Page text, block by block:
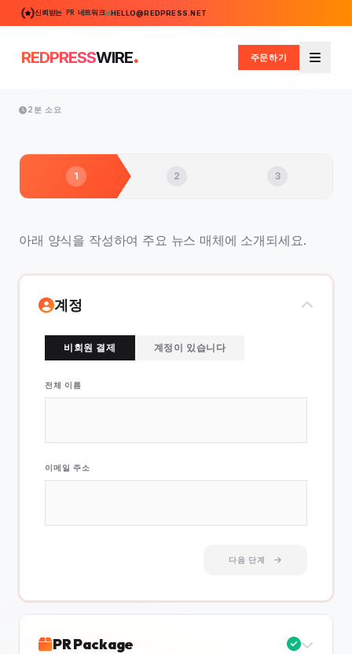
신뢰받는 PR 네트워크 HELLO@REDPRESS.NET
REDPRESSWIRE. 주문하기
메뉴
2분 소요
1 2 3
아래 양식을 작성하여 주요 뉴스 매체에 소개되세요.
계정
비회원 결제 계정이 있습니다
전체 이름
이메일 주소
다음 단계
PR Package